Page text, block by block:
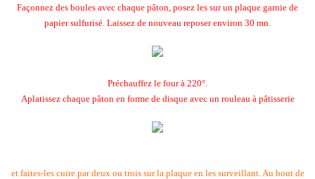
Façonnez des boules avec chaque pâton, posez les sur un plaque garnie de
papier sulfurisé. Laissez de nouveau reposer environ 30 mn.
Préchauffez le four à 220°.
Aplatissez chaque pâton en forme de disque avec un rouleau à pâtisserie
et faites-les cuire par deux ou trois sur la plaque en les surveillant. Au bout de